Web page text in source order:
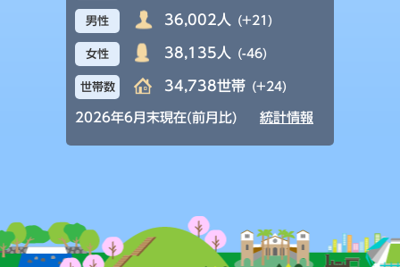
男性 36,002人 (+21)
女性 38,135人 (-46)
世帯数 34,738世帯 (+24)
2026年6月末現在(前月比) 統計情報